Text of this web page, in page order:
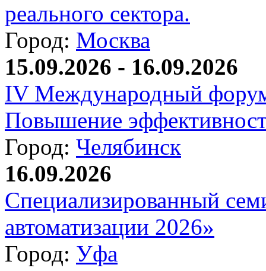
реального сектора.
Город: Москва
15.09.2026 - 16.09.2026
IV Международный
Повышение
Город: Челябинск
16.09.2026
Специализированный
автоматизации 2026»
Город: Уфа